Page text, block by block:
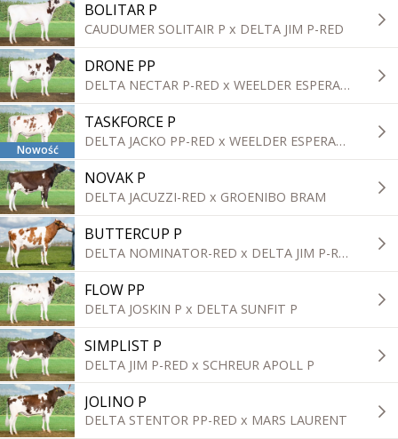
BOLITAR P
CAUDUMER SOLITAIR P x DELTA JIM P-RED
DRONE PP
DELTA NECTAR P-RED x WEELDER ESPERANTO
Nowość
TASKFORCE P
DELTA JACKO PP-RED x WEELDER ESPERANTO
NOVAK P
DELTA JACUZZI-RED x GROENIBO BRAM
BUTTERCUP P
DELTA NOMINATOR-RED x DELTA JIM P-RED
FLOW PP
DELTA JOSKIN P x DELTA SUNFIT P
SIMPLIST P
DELTA JIM P-RED x SCHREUR APOLL P
JOLINO P
DELTA STENTOR PP-RED x MARS LAURENT